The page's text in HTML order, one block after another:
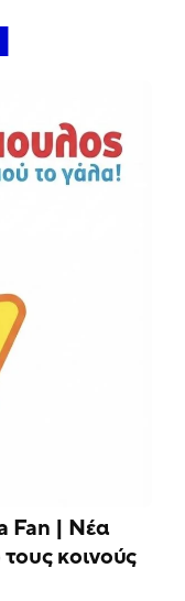
Fan | Νέα
κοινούς